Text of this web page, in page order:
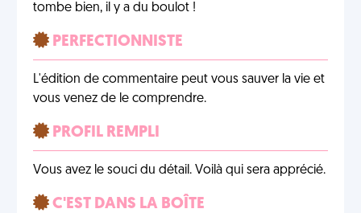
tombe bien, il y a du boulot !
PERFECTIONNISTE
L'édition de commentaire peut vous sauver la vie et
vous venez de le comprendre.
PROFIL REMPLI
Vous avez le souci du détail. Voilà qui sera apprécié.
C'EST DANS LA BOÎTE